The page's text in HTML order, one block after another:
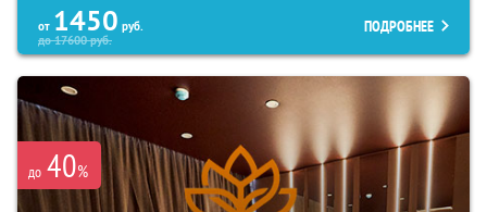
от 1450 руб.
до17600руб.
ПОДРОБНЕЕ
до 40%